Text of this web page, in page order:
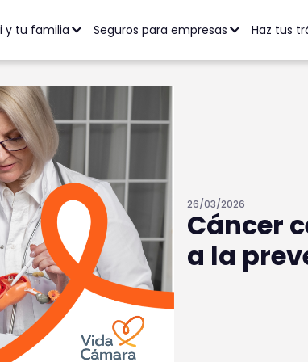
y tu familia Seguros para empresas Haz tus
26/03/2026
Cáncer
a la